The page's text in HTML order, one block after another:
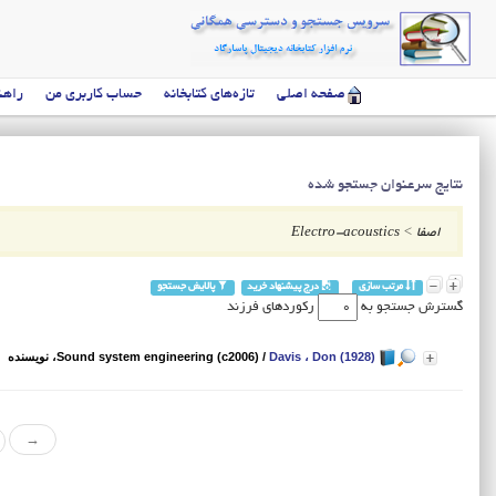
صفحه اصلی تازه‌های کتابخانه حساب کاربری من
نتایج سرعنوان جستجو شده
اصفا >
Electro-acoustics
مرتب سازی درج پیشنهاد خرید پالایش جستجو
گسترش جستجو به رکوردهای فرزند
Sound system engineering (c2006) / Davis ، Don (1928) ، نویسنده
→